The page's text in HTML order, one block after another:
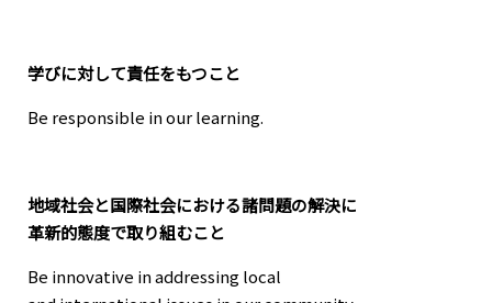
学びに対して責任をもつこと
Be responsible in our learning.
地域社会と国際社会における諸問題の解決に
革新的態度で取り組むこと
Be innovative in addressing local